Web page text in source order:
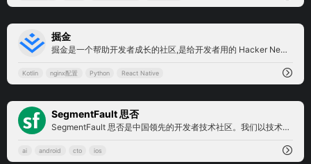
掘金
掘金是一个帮助开发者成长的社区,是给开发者用的 Hacker News,给设计师用的 Designer News,和给产品经理用的 Medium。掘金的技术文章由稀土上聚集的技术大牛和极客共同编辑为你筛选出最优质的干货,其中包括：Android、iOS、前端、后端等方面的内容。用户每天都可以在这里找到技术世界的头条内容。与此同时,掘金内还有沸点、掘金翻译计划、线下活动、专栏文章等内容。即使你是 GitHub、StackOverflow、开源中国的用户,我们相信你也可以在这里有所收获。
Kotlin nginx配置 Python React Native
SegmentFault 思否
SegmentFault 思否是中国领先的开发者技术社区。我们以技术问答、技术专栏、技术课程、技术资讯为核心的产品形态，为开发者提供纯粹、高质的技术交流平台。
ai android cto ios